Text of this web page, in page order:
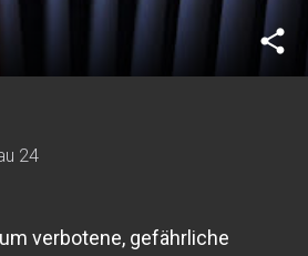
share
24
verbotene, gefährliche